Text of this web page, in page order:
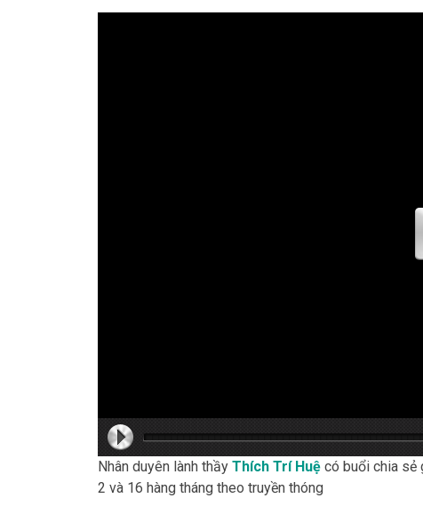
hd2160
hd2160
hd1440
highres
hd1080
hd720
large
medium
small
tiny
Nhân duyên lành thầy Thích Trí Huệ có buổi chia sẻ
2 và 16 hàng tháng theo truyền thóng